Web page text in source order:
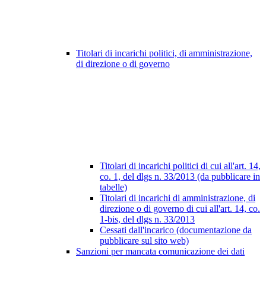
Titolari di incarichi politici, di amministrazione,
di direzione o di governo
Titolari di incarichi politici di cui all'art. 14,
co. 1, del dlgs n. 33/2013 (da pubblicare in
tabelle)
Titolari di incarichi di amministrazione, di
direzione o di governo di cui all'art. 14, co.
1-bis, del dlgs n. 33/2013
Cessati dall'incarico (documentazione da
pubblicare sul sito web)
Sanzioni per mancata comunicazione dei dati